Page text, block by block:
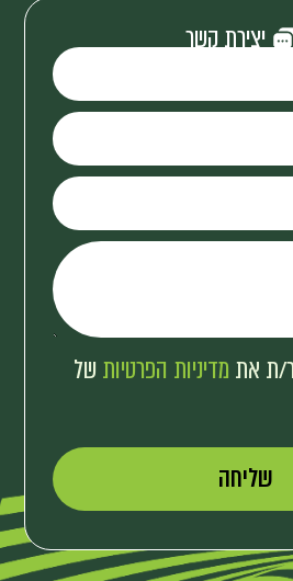
יצירת קשר
ת את מדיניות הפרטיות של
שליחה